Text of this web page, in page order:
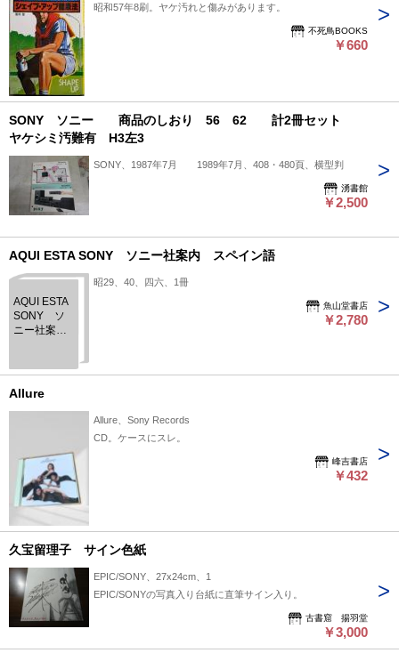
昭和57年8刷。ヤケ汚れと傷みがあります。
不死鳥BOOKS
￥660
SONY ソニー 商品のしおり 56 62 計2冊セット
ヤケシミ汚難有 H3左3
SONY、1987年7月 1989年7月、408・480頁、横型判
湧書館
￥2,500
AQUI ESTA SONY ソニー社案内 スペイン語
AQUI ESTA
SONY ソ
ニー社案
昭29、40、四六、1冊
魚山堂書店
￥2,780
Allure
Allure、Sony Records
CD。ケースにスレ。
峰吉書店
￥432
久宝留理子 サイン色紙
EPIC/SONY、27x24cm、1
EPIC/SONYの写真入り台紙に直筆サイン入り。
古書窟 揚羽堂
￥3,000